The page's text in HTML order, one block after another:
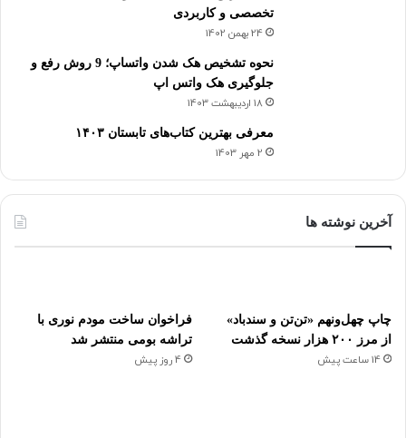
تخصصی و کاربردی
24 بهمن 1402
نحوه تشخیص هک شدن واتساپ؛ 9 روش رفع و
جلوگیری هک واتس اپ
18 اردیبهشت 1403
معرفی بهترین کتاب‌های تابستان ۱۴۰۳
2 مهر 1403
آخرین نوشته ها
چاپ چهل‌ونهم «تن‌تن و سندباد»
از مرز ۲۰۰ هزار نسخه گذشت
14 ساعت پیش
فراخوان ساخت مودم نوری با
تراشه بومی منتشر شد
4 روز پیش